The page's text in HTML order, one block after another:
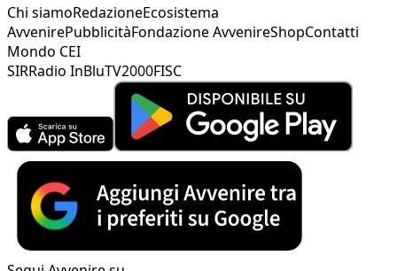
Chi siamoRedazioneEcosistema
AvvenirePubblicitàFondazione AvvenireShopContatti
Mondo CEI
SIRRadio InBluTV2000FISC